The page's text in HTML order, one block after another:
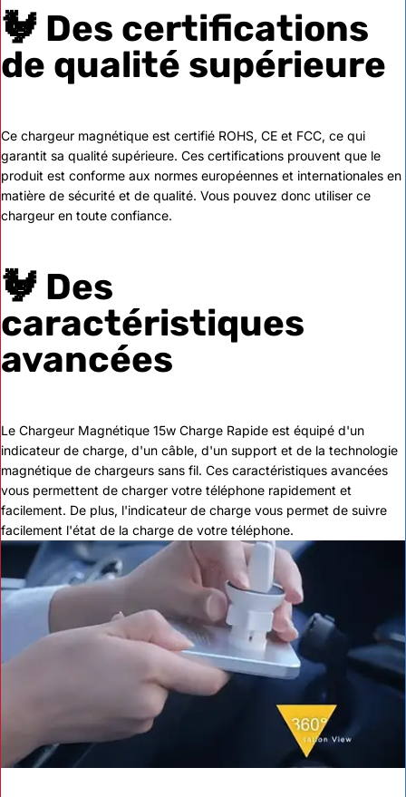
🐓 Des certifications
de qualité supérieure
Ce chargeur magnétique est certifié ROHS, CE et FCC, ce qui
garantit sa qualité supérieure. Ces certifications prouvent que le
produit est conforme aux normes européennes et internationales en
matière de sécurité et de qualité. Vous pouvez donc utiliser ce
chargeur en toute confiance.
🐓 Des
caractéristiques
avancées
Le Chargeur Magnétique 15w Charge Rapide est équipé d'un
indicateur de charge, d'un câble, d'un support et de la technologie
magnétique de chargeurs sans fil. Ces caractéristiques avancées
vous permettent de charger votre téléphone rapidement et
facilement. De plus, l'indicateur de charge vous permet de suivre
facilement l'état de la charge de votre téléphone.